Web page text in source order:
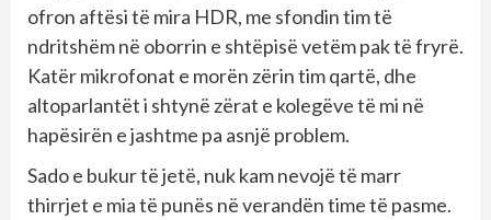
ofron aftësi të mira HDR, me sfondin tim të
ndritshëm në oborrin e shtëpisë vetëm pak të fryrë.
Katër mikrofonat e morën zërin tim qartë, dhe
altoparlantët i shtynë zërat e kolegëve të mi në
hapësirën e jashtme pa asnjë problem.
Sado e bukur të jetë, nuk kam nevojë të marr
thirrjet e mia të punës në verandën time të pasme.